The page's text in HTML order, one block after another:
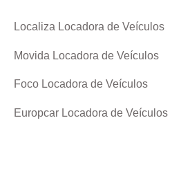
Localiza Locadora de Veículos
Movida Locadora de Veículos
Foco Locadora de Veículos
Europcar Locadora de Veículos